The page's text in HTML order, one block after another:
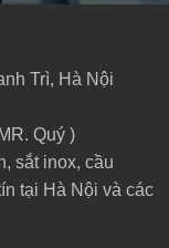
Trì, Hà Nội
Quý )
sắt inox, cầu
tại Hà Nội và các